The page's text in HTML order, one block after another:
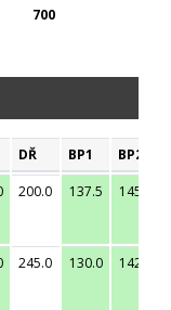
700
DŘ BP1 BP2
200.0 137.5 145.0
245.0 130.0 142.5